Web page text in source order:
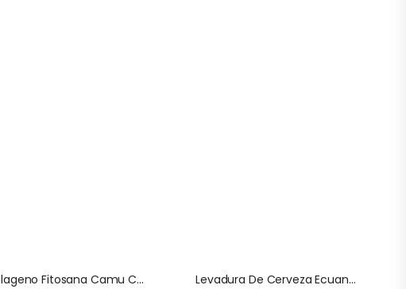
Colageno Fitosana Camu Camu Levadura De Cerveza Ecuanatu En Polvo 1 Kg